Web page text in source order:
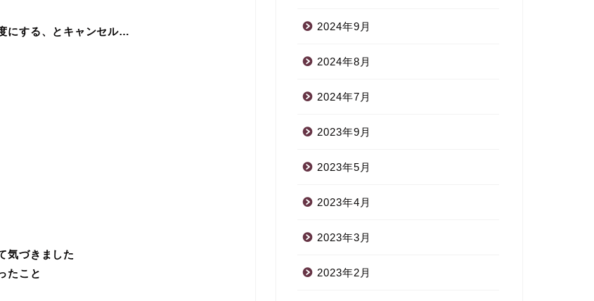
にする、とキャンセル…
気づきました
たこと
2024年9月
2024年8月
2024年7月
2023年9月
2023年5月
2023年4月
2023年3月
2023年2月